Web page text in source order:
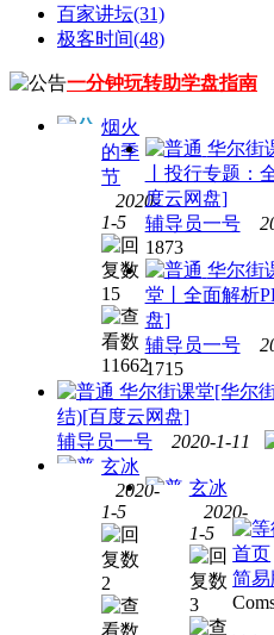
百家讲坛(31)
极客时间(48)
一分钟玩转助学盘指南
[50.79G]
烟火
的季
节
2020-
1-5
15
11662
华尔街
丨投行专题：
度云网盘]
辅导员一号
1873
华尔街
堂丨全面解析
盘]
辅导员一号
1715
华尔街课堂[华尔
结)[百度云网盘]
辅导员一号
2020-1-11
玄冰
2020-
1-5
2
玄冰
2020-
1-5
3
首页
简易